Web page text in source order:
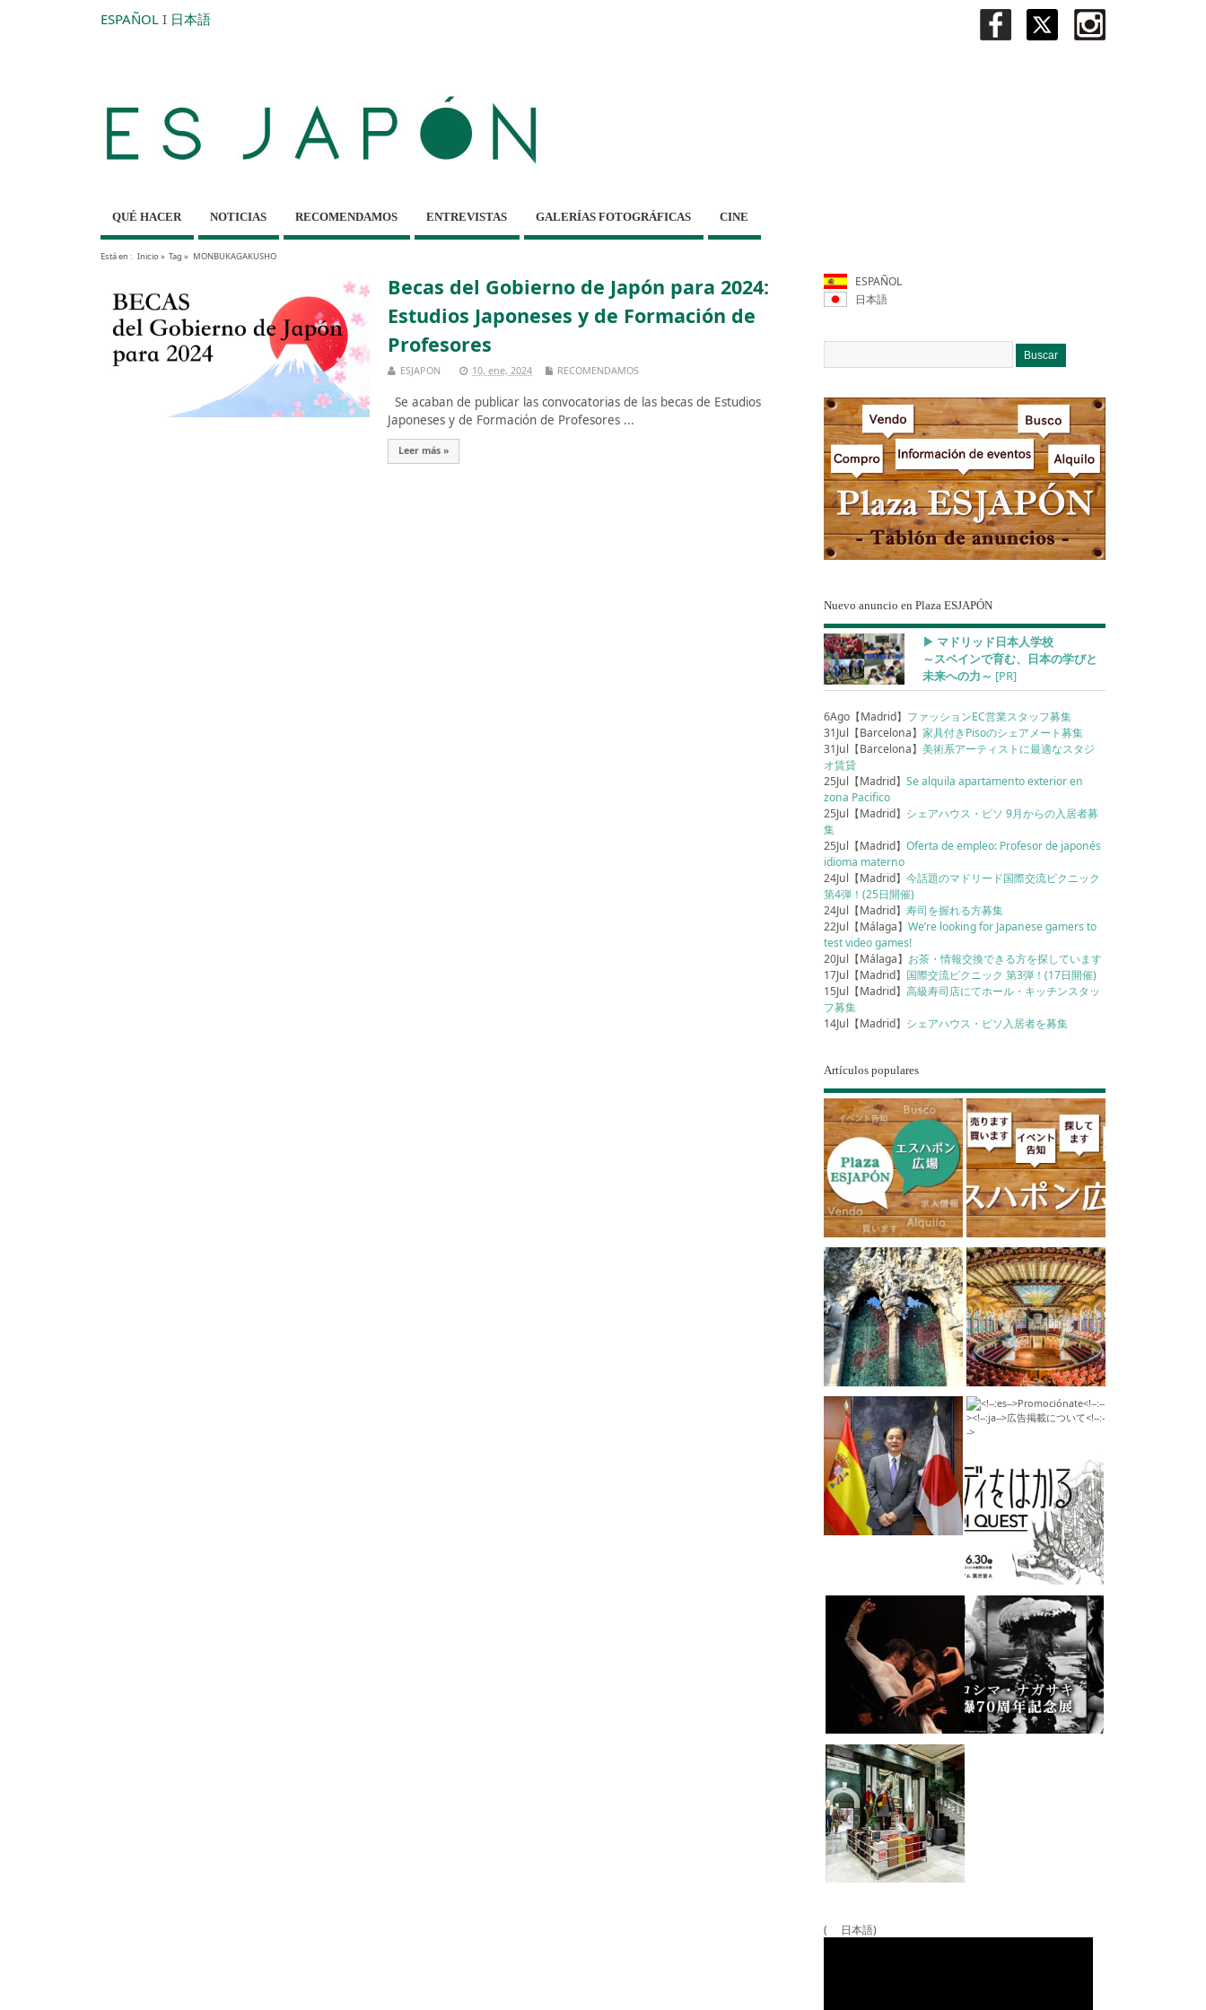
ESPAÑOL I 日本語
QUÉ HACER NOTICIAS RECOMENDAMOS ENTREVISTAS GALERÍAS FOTOGRÁFICAS CINE
Está en : Inicio» Tag » MONBUKAGAKUSHO
Becas del Gobierno de Japón para 2024:
Estudios Japoneses y de Formación de
Profesores
ESJAPON 10, ene, 2024 RECOMENDAMOS
Se acaban de publicar las convocatorias de las becas de Estudios
Japoneses y de Formación de Profesores ...
Leer más »
ESPAÑOL
日本語
Nuevo anuncio en Plaza ESJAPÓN
▶︎ マドリッド日本人学校
～スペインで育む、日本の学びと
未来への力～ [PR]
6Ago【Madrid】 ファッションEC営業スタッフ募集
31Jul【Barcelona】家具付きPisoのシェアメート募集
31Jul【Barcelona】美術系アーティストに最適なスタジ
オ賃貸
25Jul【Madrid】Se alquila apartamento exterior en
zona Pacifico
25Jul【Madrid】 シェアハウス・ピソ 9月からの入居者募
集
25Jul【Madrid】Oferta de empleo: Profesor de japonés
idioma materno
24Jul【Madrid】今話題のマドリード国際交流ピクニック
第4弾！(25日開催)
24Jul【Madrid】寿司を握れる方募集
22Jul【Málaga】We’re looking for Japanese gamers to
test video games!
20Jul【Málaga】 お茶・情報交換できる方を探しています
17Jul【Madrid】 国際交流ピクニック 第3弾！(17日開催)
15Jul【Madrid】高級寿司店にてホール・キッチンスタッ
フ募集
14Jul【Madrid】 シェアハウス・ピソ入居者を募集
Artículos populares
( 日本語)